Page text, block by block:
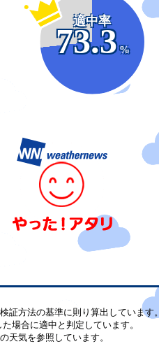
適中率
73.3
%
証方法の基準に則り算出しています。
場合に適中と判定しています。
の天気を参照しています。